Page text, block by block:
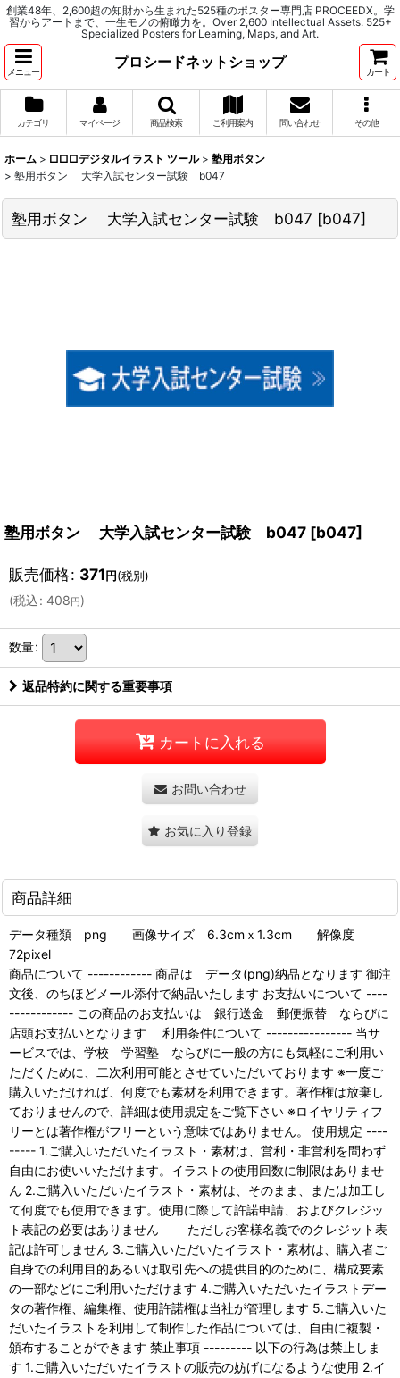
創業48年、2,600超の知財から生まれた525種のポスター専門店 PROCEEDX。学
習からアートまで、一生モノの俯瞰力を。Over 2,600 Intellectual Assets. 525+
Specialized Posters for Learning, Maps, and Art.
メニュー
プロシードネットショップ
カート
カテゴリ マイページ 商品検索 ご利用案内 問い合わせ その他
ホーム > □□□デジタルイラスト ツール > 塾用ボタン
> 塾用ボタン 大学入試センター試験 b047
塾用ボタン 大学入試センター試験 b047 [b047]
塾用ボタン 大学入試センター試験 b047 [b047]
販売価格: 371円(税別)
(税込: 408円)
数量:
返品特約に関する重要事項
カートに入れる
お問い合わせ
お気に入り登録
商品詳細
データ種類 png 画像サイズ 6.3cmｘ1.3cm 解像度
72pixel
商品について ------------ 商品は データ(png)納品となります 御注
文後、のちほどメール添付で納品いたします お支払いについて ----
------------ この商品のお支払いは 銀行送金 郵便振替 ならびに
店頭お支払いとなります 利用条件について ---------------- 当サ
ービスでは、学校 学習塾 ならびに一般の方にも気軽にご利用い
ただくために、二次利用可能とさせていただいております ※一度ご
購入いただければ、何度でも素材を利用できます。著作権は放棄し
ておりませんので、詳細は使用規定をご覧下さい ※ロイヤリティフ
リーとは著作権がフリーという意味ではありません。 使用規定 ----
----- 1.ご購入いただいたイラスト・素材は、営利・非営利を問わず
自由にお使いいただけます。イラストの使用回数に制限はありませ
ん 2.ご購入いただいたイラスト・素材は、そのまま、または加工し
て何度でも使用できます。使用に際して許諾申請、およびクレジッ
ト表記の必要はありません ただしお客様名義でのクレジット表
記は許可しません 3.ご購入いただいたイラスト・素材は、購入者ご
自身での利用目的あるいは取引先への提供目的のために、構成要素
の一部などにご利用いただけます 4.ご購入いただいたイラストデー
タの著作権、編集権、使用許諾権は当社が管理します 5.ご購入いた
だいたイラストを利用して制作した作品については、自由に複製・
頒布することができます 禁止事項 --------- 以下の行為は禁止しま
す 1.ご購入いただいたイラストの販売の妨げになるような使用 2.イ